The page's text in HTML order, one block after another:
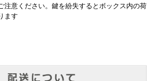
注意ください。鍵を紛失するとボックス内の荷
ます